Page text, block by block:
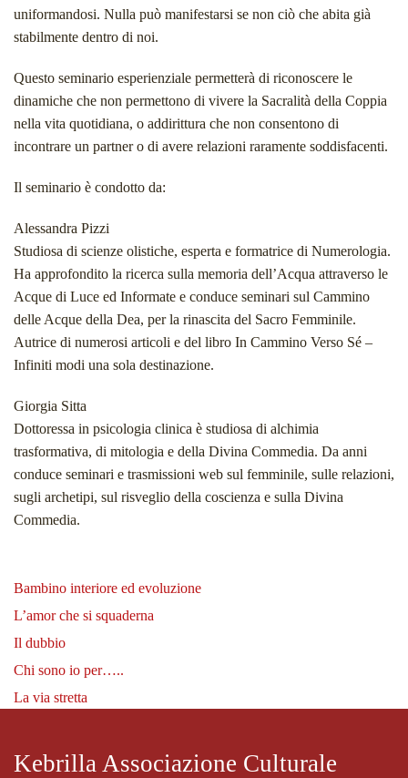
uniformandosi. Nulla può manifestarsi se non ciò che abita già
stabilmente dentro di noi.
Questo seminario esperienziale permetterà di riconoscere le
dinamiche che non permettono di vivere la Sacralità della Coppia
nella vita quotidiana, o addirittura che non consentono di
incontrare un partner o di avere relazioni raramente soddisfacenti.
Il seminario è condotto da:
Alessandra Pizzi
Studiosa di scienze olistiche, esperta e formatrice di Numerologia.
Ha approfondito la ricerca sulla memoria dell’Acqua attraverso le
Acque di Luce ed Informate e conduce seminari sul Cammino
delle Acque della Dea, per la rinascita del Sacro Femminile.
Autrice di numerosi articoli e del libro In Cammino Verso Sé –
Infiniti modi una sola destinazione.
Giorgia Sitta
Dottoressa in psicologia clinica è studiosa di alchimia
trasformativa, di mitologia e della Divina Commedia. Da anni
conduce seminari e trasmissioni web sul femminile, sulle relazioni,
sugli archetipi, sul risveglio della coscienza e sulla Divina
Commedia.
Bambino interiore ed evoluzione
L’amor che si squaderna
Il dubbio
Chi sono io per…..
La via stretta
Kebrilla Associazione Culturale